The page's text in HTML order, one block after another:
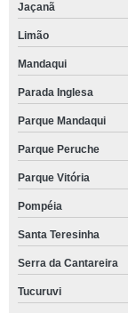
Jaçanã
Limão
Mandaqui
Parada Inglesa
Parque Mandaqui
Parque Peruche
Parque Vitória
Pompéia
Santa Teresinha
Serra da Cantareira
Tucuruvi